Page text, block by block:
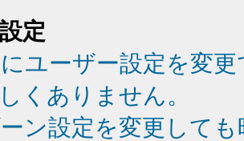
定
ユーザー設定を変
くありません。
ン設定を変更して